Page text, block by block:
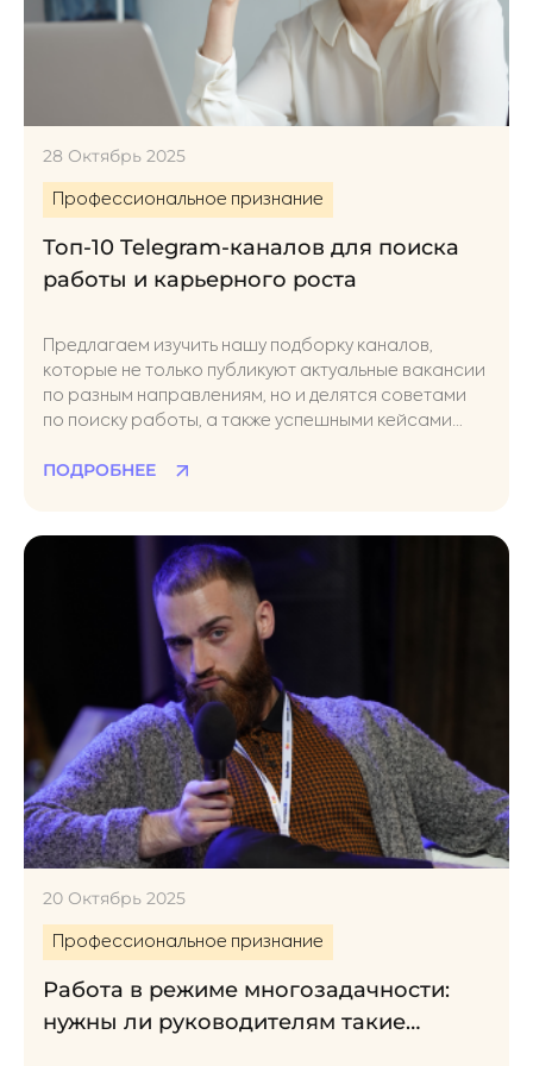
28 Октябрь 2025
Профессиональное признание
Топ-10 Telegram-каналов для поиска
работы и карьерного роста
Предлагаем изучить нашу подборку каналов,
которые не только публикуют актуальные вакансии
по разным направлениям, но и делятся советами
по поиску работы, а также успешными кейсами
ПОДРОБНЕЕ
20 Октябрь 2025
Профессиональное признание
Работа в режиме многозадачности:
нужны ли руководителям такие